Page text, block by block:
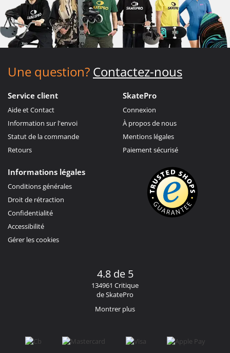
Une question? Contactez-nous
Service client
Aide et Contact
Information sur l'envoi
Statut de la commande
Retours
SkatePro
Connexion
À propos de nous
Mentions légales
Paiement sécurisé
Informations légales
Conditions générales
Droit de rétraction
Confidentialité
Accessibilité
Gérer les cookies
4.8 de 5
134961 Critique
de SkatePro
Montrer plus